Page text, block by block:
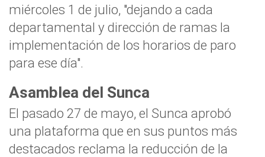
miércoles 1 de julio, "dejando a cada
departamental y dirección de ramas la
implementación de los horarios de paro
para ese día".
Asamblea del Sunca
El pasado 27 de mayo, el Sunca aprobó
una plataforma que en sus puntos más
destacados reclama la reducción de la